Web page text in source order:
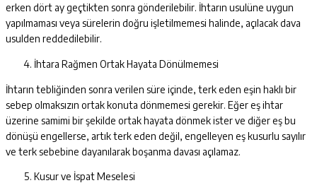
erken dört ay geçtikten sonra gönderilebilir. İhtarın usulüne uygun
yapılmaması veya sürelerin doğru işletilmemesi halinde, açılacak dava
usulden reddedilebilir.
İhtara Rağmen Ortak Hayata Dönülmemesi
İhtarın tebliğinden sonra verilen süre içinde, terk eden eşin haklı bir
sebep olmaksızın ortak konuta dönmemesi gerekir. Eğer eş ihtar
üzerine samimi bir şekilde ortak hayata dönmek ister ve diğer eş bu
dönüşü engellerse, artık terk eden değil, engelleyen eş kusurlu sayılır
ve terk sebebine dayanılarak boşanma davası açılamaz.
Kusur ve İspat Meselesi